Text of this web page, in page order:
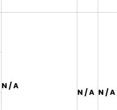
N / A
N / A N / A